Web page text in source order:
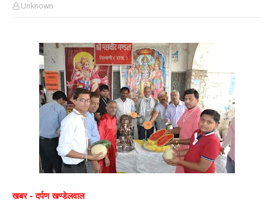
Unknown
खबर - दर्पण खण्डेलवाल